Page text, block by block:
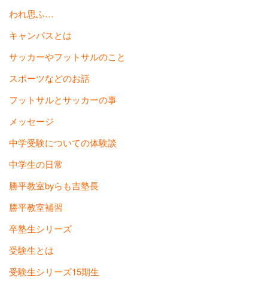
われ思ふ…
キャンパスとは
サッカーやフットサルのこと
スポーツなどのお話
フットサルとサッカーの事
メッセージ
中学受験についての体験談
中学生の日常
勝平教室byらも吉塾長
勝平教室補習
卒塾生シリーズ
受験生とは
受験生シリーズ15期生